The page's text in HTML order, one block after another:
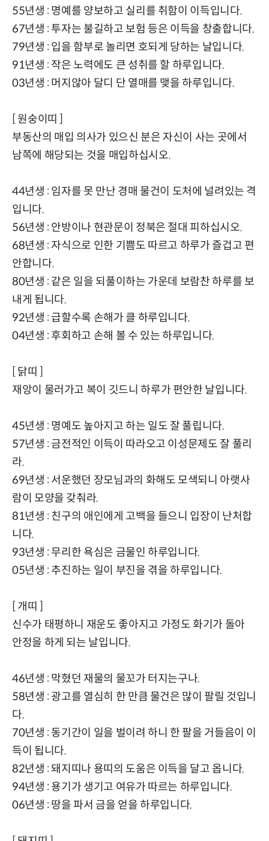
55년생 : 명예를 양보하고 실리를 취함이 이득입니다.
67년생 : 투자는 불길하고 보험 등은 이득을 창출합니다.
79년생 : 입을 함부로 놀리면 호되게 당하는 날입니다.
91년생 : 작은 노력에도 큰 성취를 할 하루입니다.
03년생 : 머지않아 달디 단 열매를 맺을 하루입니다.
[ 원숭이띠 ]
부동산의 매입 의사가 있으신 분은 자신이 사는 곳에서
남쪽에 해당되는 것을 매입하십시오.
44년생 : 임자를 못 만난 경매 물건이 도처에 널려있는 격
입니다.
56년생 : 안방이나 현관문이 정북은 절대 피하십시오.
68년생 : 자식으로 인한 기쁨도 따르고 하루가 즐겁고 편
안합니다.
80년생 : 같은 일을 되풀이하는 가운데 보람찬 하루를 보
내게 됩니다.
92년생 : 급할수록 손해가 클 하루입니다.
04년생 : 후회하고 손해 볼 수 있는 하루입니다.
[ 닭띠 ]
재앙이 물러가고 복이 깃드니 하루가 편안한 날입니다.
45년생 : 명예도 높아지고 하는 일도 잘 풀립니다.
57년생 : 금전적인 이득이 따라오고 이성문제도 잘 풀리
라.
69년생 : 서운했던 장모님과의 화해도 모색되니 아랫사
람이 모양을 갖춰라.
81년생 : 친구의 애인에게 고백을 들으니 입장이 난처합
니다.
93년생 : 무리한 욕심은 금물인 하루입니다.
05년생 : 추진하는 일이 부진을 겪을 하루입니다.
[ 개띠 ]
신수가 태평하니 재운도 좋아지고 가정도 화기가 돌아
안정을 하게 되는 날입니다.
46년생 : 막혔던 재물의 물꼬가 터지는구나.
58년생 : 광고를 열심히 한 만큼 물건은 많이 팔릴 것입니
다.
70년생 : 동기간이 일을 벌이려 하니 한 팔을 거들음이 이
득이 됩니다.
82년생 : 돼지띠나 용띠의 도움은 이득을 달고 옵니다.
94년생 : 용기가 생기고 여유가 따르는 하루입니다.
06년생 : 땅을 파서 금을 얻을 하루입니다.